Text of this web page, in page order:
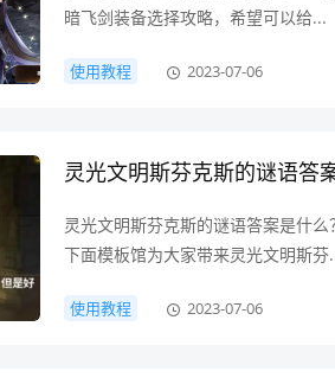
暗飞剑装备选择攻略，希望可以给...
使用教程 2023-07-06
灵光文明斯芬克斯的谜语答
灵光文明斯芬克斯的谜语答案是什
下面模板馆为大家带来灵光文明斯芬
使用教程 2023-07-06